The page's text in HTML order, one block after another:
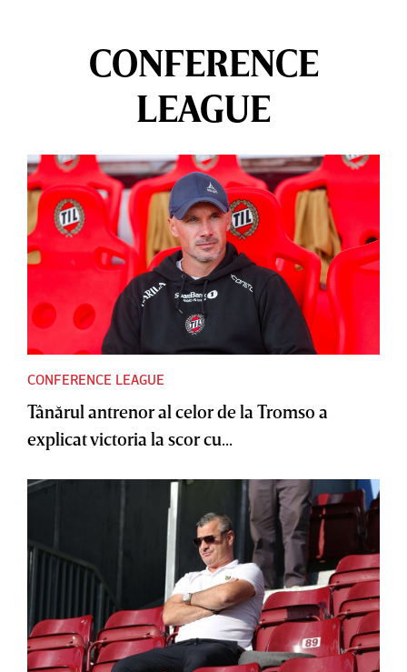
CONFERENCE
LEAGUE
CONFERENCE LEAGUE
Tânărul antrenor al celor de la Tromso a
explicat victoria la scor cu...